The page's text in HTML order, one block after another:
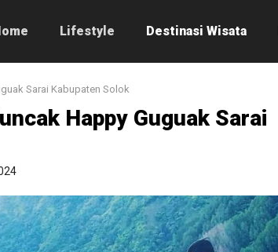
Lifestyle Destinasi Wisata
Sarai Kabupaten Solok
Happy Guguak Sarai